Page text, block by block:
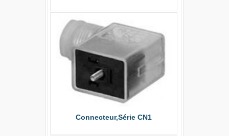
Connecteur,Série CN1